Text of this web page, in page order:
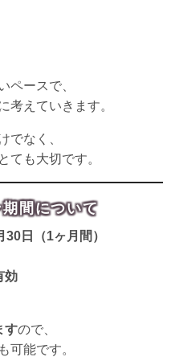
ペースで、
考えていきます。
でなく、
ても大切です。
間について
日（1ヶ月間）
効
すので、
可能です。